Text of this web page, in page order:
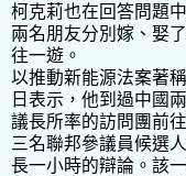
柯克莉也在回答問題
兩名朋友分別嫁、娶
往一遊。
以推動新能源法案著
日表示，他到過中國
議長所率的訪問團前
三名聯邦參議員候選
長一小時的辯論。該